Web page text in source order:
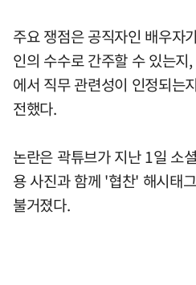
주요 쟁점은 공직자인 배우자
인의 수수로 간주할 수 있는
에서 직무 관련성이 인정되는
전했다.
논란은 곽튜브가 지난 1일 소
용 사진과 함께 '협찬' 해시태
불거졌다.